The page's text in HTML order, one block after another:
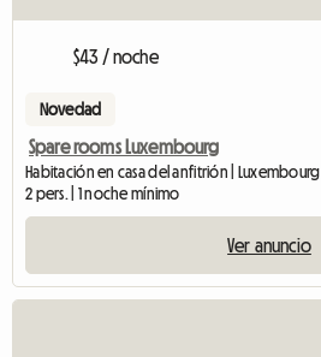
$43 / noche
Novedad
Spare rooms Luxembourg
Habitación en casa del anfitrión | Luxembourg
2 pers. | 1 noche mínimo
Ver anuncio